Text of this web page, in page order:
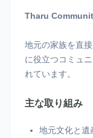
Tharu
地元の家族を直
に役立つコミュ
れています。
主な取り組み
地元文化と遺